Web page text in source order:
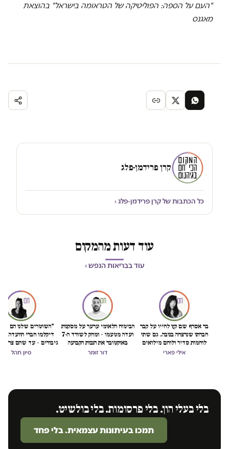
"העם על הספה: הפוליטיקה של הטראומה בישראל" בהוצאת
מאגנס
קרן פרידמן-פלג
כל הכתבות של קרן פרידמן-פלג ›
עוד דעות מהמקום
עוד בבריאות הנפש ›
בר אסרף שם קץ לחייו על קבר
חברתו שנרצחה בנובה. גם שתי
לוחמות סדיר ולוחם מילואים
התאבדו השבוע
אילי פארי
הביטוח הלאומי ערער על מסקנות
ועדה מטעמו – ומחק לשורד ה-7
באוקטובר את הנכות הקבועה
דור זומר
"השוטרים שלנו הם
דיקלמו חברי הוועדה.
גיבורים – עד שהם
סיון תהל
בלי בעלי הון. בלי פרסומות. בלי בולשיט.
תמכו בעיתונות עצמאית. בלי פחד